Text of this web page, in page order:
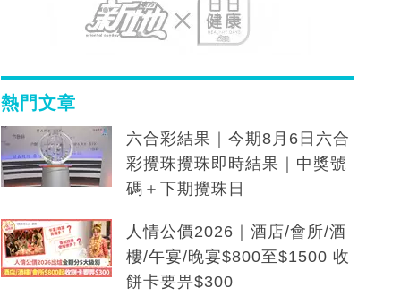
熱門文章
六合彩結果｜今期8月6日六合
彩攪珠攪珠即時結果｜中獎號
碼＋下期攪珠日
人情公價2026｜酒店/會所/酒
樓/午宴/晚宴$800至$1500 收
餅卡要畀$300